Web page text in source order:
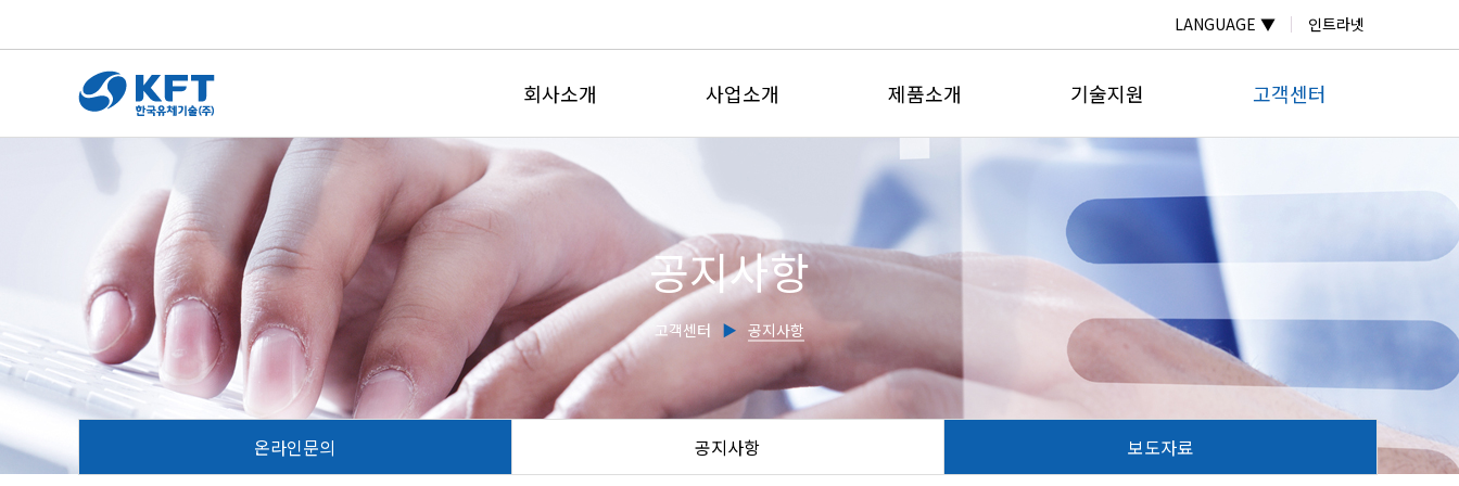
LANGUAGE ▼ 인트라넷
회사소개
인사말
인증현황
주요실적
찾아오시는길
사업소개
계측제어사업부
유량교정센터
제품소개
전자유량계
삽입형유량계
초음파유량계
초음파수위계
유량감시판넬
기술지원
자료실
자주하는질문
납품실적
고객센터
보도자료
공지사항
고객센터 ▶ 공지사항
온라인문의 공지사항 보도자료